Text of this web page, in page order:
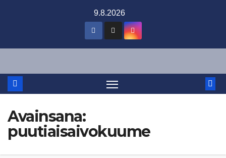
9.8.2026
Avainsana:
puutiaisaivokuume